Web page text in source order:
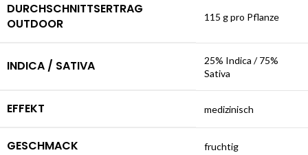
DURCHSCHNITTSERTRAG
OUTDOOR
115 g pro Pflanze
INDICA / SATIVA
25% Indica / 75%
Sativa
EFFEKT medizinisch
GESCHMACK fruchtig